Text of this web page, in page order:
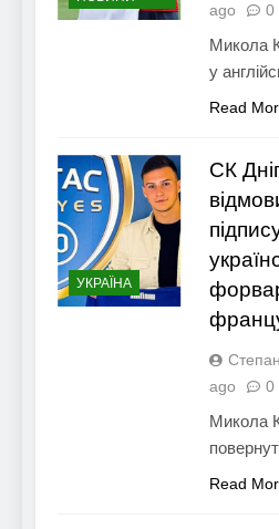
ago
0
Микола
у
Read
УКРАЇНА
СК
ago
0
Микола
Read